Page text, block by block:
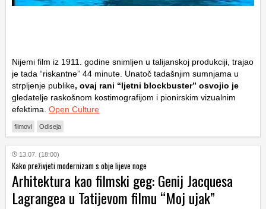
Nijemi film iz 1911. godine snimljen u talijanskoj produkciji, trajao
je tada “riskantne” 44 minute. Unatoč tadašnjim sumnjama u
strpljenje publike, ovaj rani “ljetni blockbuster” osvojio je
gledatelje raskošnom kostimografijom i pionirskim vizualnim
efektima. Open Culture
filmovi Odiseja
13.07. (18:00)
Kako preživjeti modernizam s obje lijeve noge
Arhitektura kao filmski geg: Genij Jacquesa
Lagrangea u Tatijevom filmu “Moj ujak”